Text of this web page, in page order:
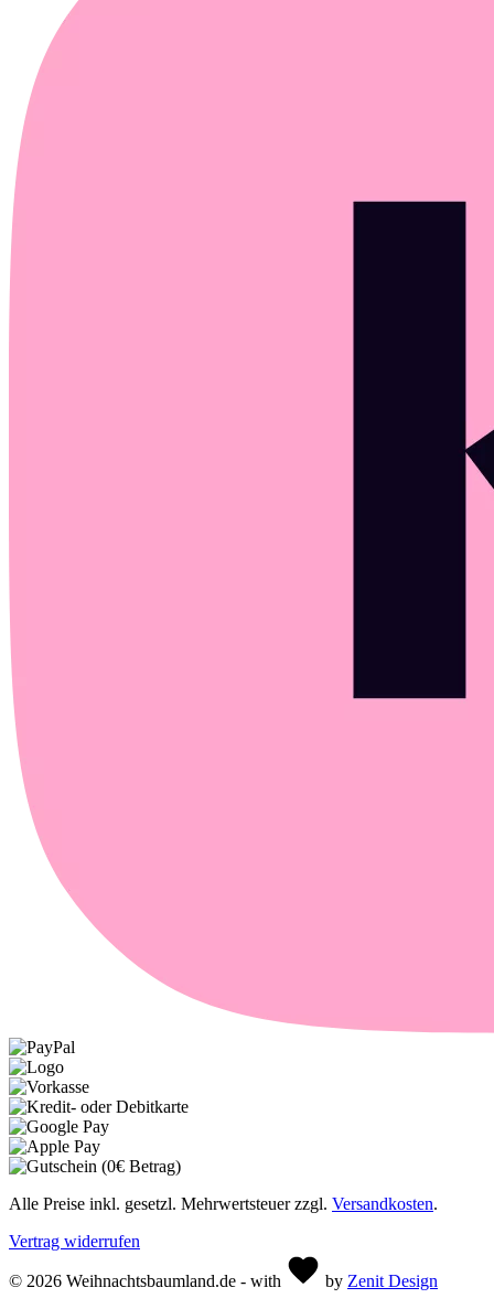
Alle Preise inkl. gesetzl. Mehrwertsteuer zzgl. Versandkosten.
Vertrag widerrufen
© 2026 Weihnachtsbaumland.de - with by Zenit Design